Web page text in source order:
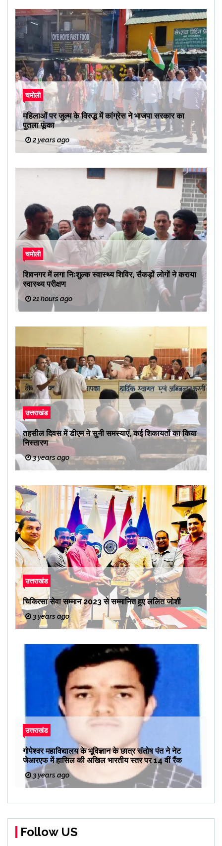
चमोली
महिलाओं पर जुल्म के विरुद्ध में कांग्रेस ने भाजपा सरकार का
पुतला फूंका
2 years ago
चमोली
शिवनगर में लगा निःशुल्क स्वास्थ्य शिविर, सैकड़ों लोगों ने कराया
स्वास्थ्य परीक्षण
21 hours ago
उत्तराखंड
तहसील दिवस में डीएम ने सुनी समस्याएं, कई शिकायतों का किया
निस्तारण
3 years ago
उत्तराखंड
चिकित्सा सेवा सम्मान 2023 से सम्मानित हुए ललित जोशी
3 years ago
उत्तराखंड
गोपेश्वर महाविद्यालय के भूविज्ञान के छात्र संतोष पंत ने नेट
जेआरएफ में हासिल की अखिल भारतीय स्तर पर 14 वीं रैंक
3 years ago
Follow US